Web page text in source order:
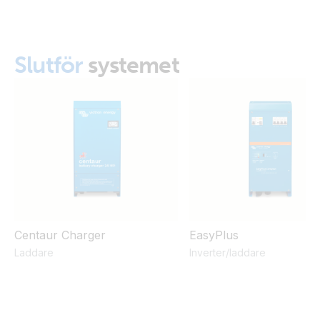
Slutför systemet
Centaur Charger
Laddare
EasyPlus
Inverter/laddare